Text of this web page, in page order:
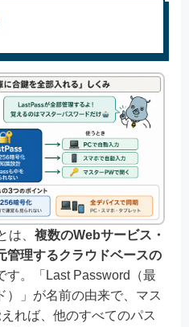
は、 複数のWebサービス・
管理するクラウドベースの
す。「Last Password（最
）」が名前の由来で、マス
れば、他のすべてのパス